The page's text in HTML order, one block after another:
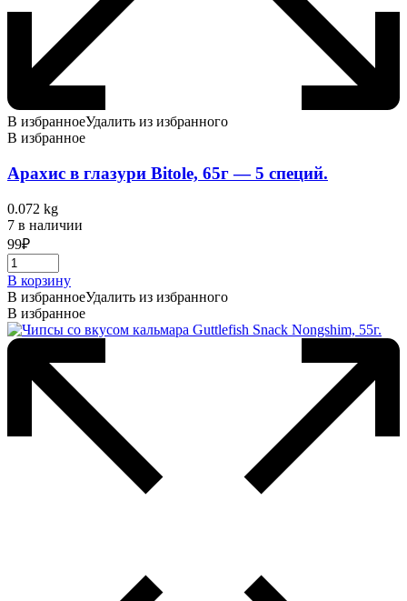
В избранноеУдалить из избранного
В избранное
Арахис в глазури Bitole, 65г — 5 специй.
0.072 kg
7 в наличии
99₽
В корзину
В избранноеУдалить из избранного
В избранное